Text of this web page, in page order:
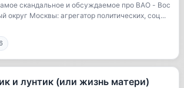
скандальное и обсуждаемое про ВАО - Вос
округ Москвы: агрегатор политических, соц...
и лунтик (или жизнь матери)